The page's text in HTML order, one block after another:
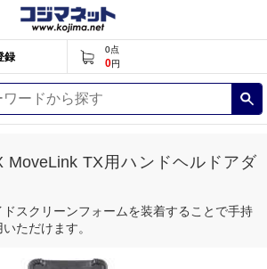
録
0点
0円
MoveLink TX用ハンドヘルドアダ
スクリーンフォームを装着することで手持
ただけます。